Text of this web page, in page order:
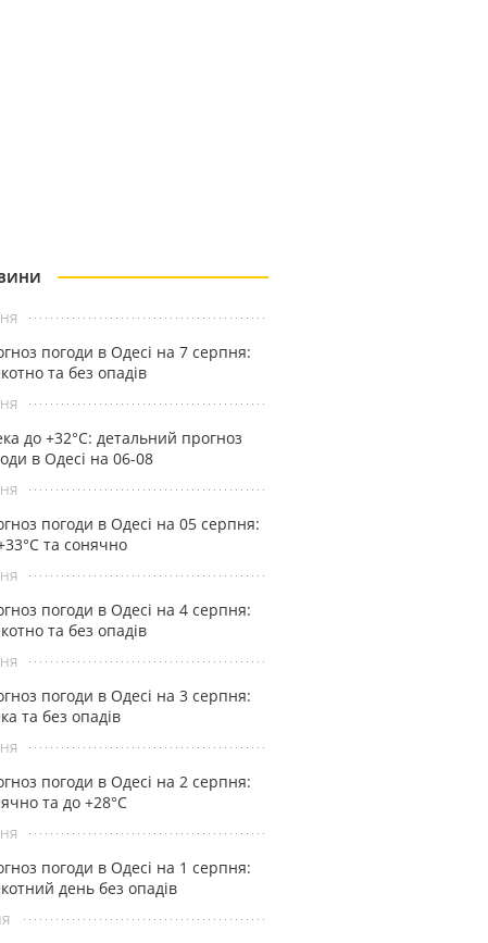
погоди в Одесі на 7 серпня:
та без опадів
до +32°С: детальний прогноз
в Одесі на 06-08
погоди в Одесі на 05 серпня:
та сонячно
погоди в Одесі на 4 серпня:
та без опадів
погоди в Одесі на 3 серпня:
та без опадів
погоди в Одесі на 2 серпня:
та до +28°С
погоди в Одесі на 1 серпня:
день без опадів